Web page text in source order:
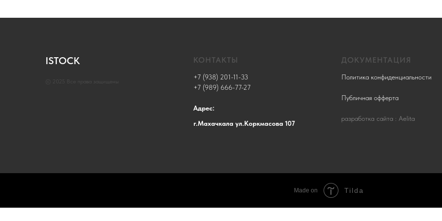
ISTOCK
© 2025 Все права защищены
КОНТАКТЫ
+7 (938) 201-11-33
+7 (989) 666-77-27
Адрес:
г.Махачкала ул.Коркмасова 107
ДОКУМЕНТАЦИЯ
Политика конфиденциальности
Публичная офферта
разработка сайта : Aelita
Made on Tilda